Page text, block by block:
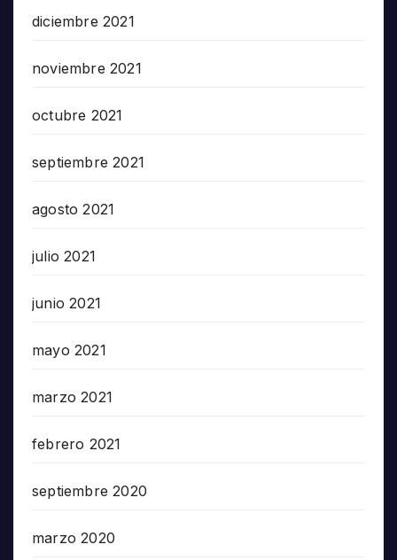
diciembre 2021
noviembre 2021
octubre 2021
septiembre 2021
agosto 2021
julio 2021
junio 2021
mayo 2021
marzo 2021
febrero 2021
septiembre 2020
marzo 2020